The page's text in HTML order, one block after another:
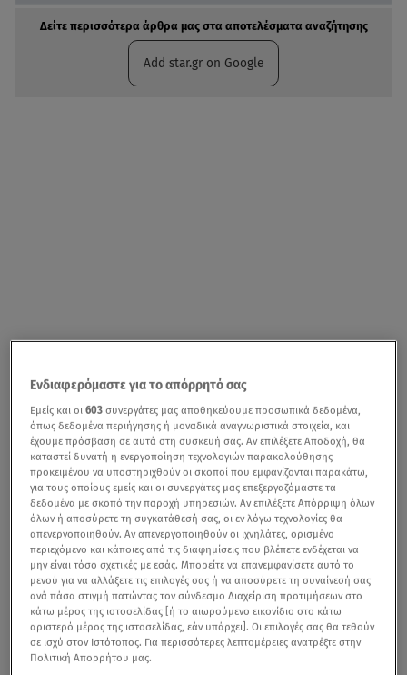
Δείτε περισσότερα άρθρα μας στα αποτελέσματα αναζήτησης
Add star.gr on Google
Ενδιαφερόμαστε για το απόρρητό σας
Εμείς και οι603 συνεργάτες μας αποθηκεύουμε προσωπικά δεδομένα,
όπως δεδομένα περιήγησης ή μοναδικά αναγνωριστικά στοιχεία, και
έχουμε πρόσβαση σε αυτά στη συσκευή σας. Αν επιλέξετε Αποδοχή, θα
καταστεί δυνατή η ενεργοποίηση τεχνολογιών παρακολούθησης
προκειμένου να υποστηριχθούν οι σκοποί που εμφανίζονται παρακάτω,
για τους οποίους εμείς και οι συνεργάτες μας επεξεργαζόμαστε τα
δεδομένα με σκοπό την παροχή υπηρεσιών. Αν επιλέξετε Απόρριψη όλων
όλων ή αποσύρετε τη συγκατάθεσή σας, οι εν λόγω τεχνολογίες θα
απενεργοποιηθούν. Αν απενεργοποιηθούν οι ιχνηλάτες, ορισμένο
περιεχόμενο και κάποιες από τις διαφημίσεις που βλέπετε ενδέχεται να
μην είναι τόσο σχετικές με εσάς. Μπορείτε να επανεμφανίσετε αυτό το
μενού για να αλλάξετε τις επιλογές σας ή να αποσύρετε τη συναίνεσή σας
ανά πάσα στιγμή πατώντας τον σύνδεσμο Διαχείριση προτιμήσεων στο
κάτω μέρος της ιστοσελίδας [ή το αιωρούμενο εικονίδιο στο κάτω
αριστερό μέρος της ιστοσελίδας, εάν υπάρχει]. Οι επιλογές σας θα τεθούν
σε ισχύ στον Ιστότοπος. Για περισσότερες λεπτομέρειες ανατρέξτε στην
Πολιτική Απορρήτου μας.